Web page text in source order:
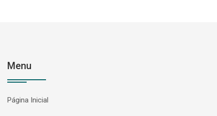
Menu
Página Inicial